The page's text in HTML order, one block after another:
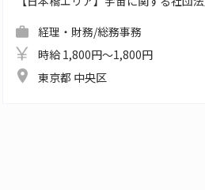
経理・財務/総務事務
時給 1,800円～1,800円
東京都 中央区